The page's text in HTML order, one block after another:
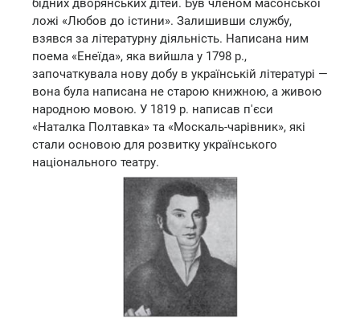
бідних дворянських дітей. Був членом масонської
ложі «Любов до істини». Залишивши службу,
взявся за літературну діяльність. Написана ним
поема «Енеїда», яка вийшла у 1798 р.,
започаткувала нову добу в українській літературі —
вона була написана не старою книжною, а живою
народною мовою. У 1819 р. написав п'єси
«Наталка Полтавка» та «Москаль-чарівник», які
стали основою для розвитку українського
національного театру.